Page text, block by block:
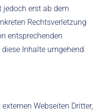
jedoch erst ab dem
Rechtsverletzung
entsprechenden
Inhalte umgehend
Webseiten Dritter,